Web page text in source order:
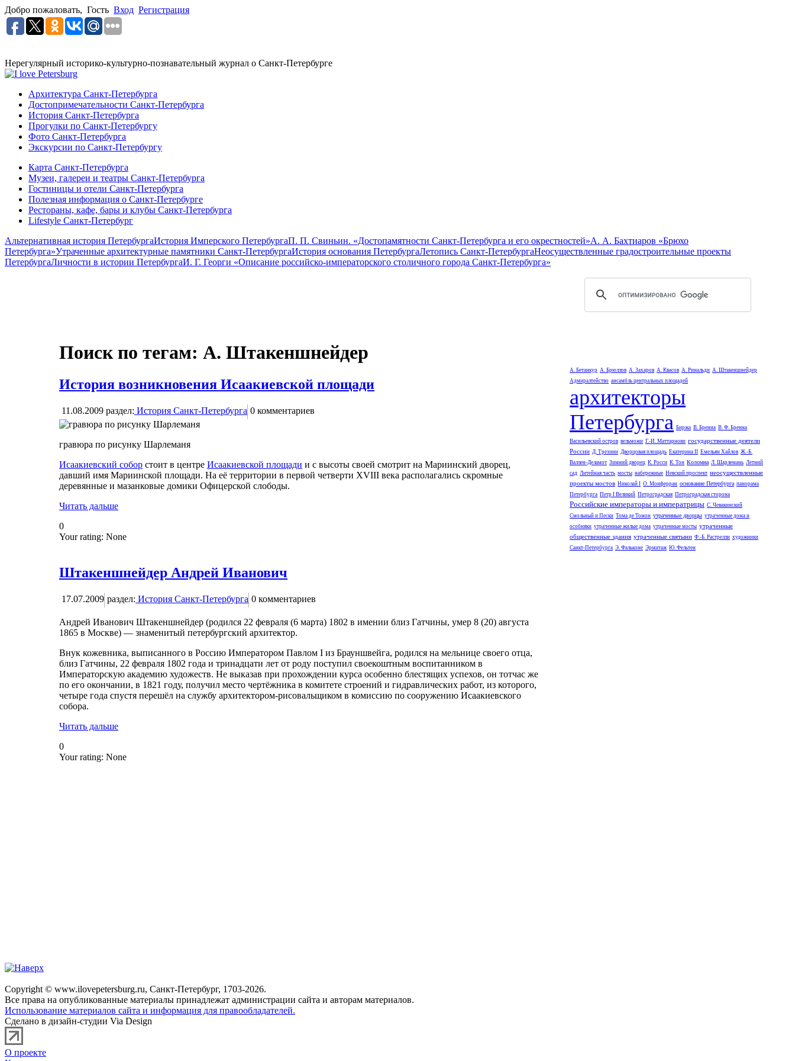
Добро пожаловать, Гость Вход Регистрация
Нерегулярный историко-культурно-познавательный журнал о Санкт-Петербурге
Архитектура Санкт-Петербурга
Достопримечательности Санкт-Петербурга
История Санкт-Петербурга
Прогулки по Санкт-Петербургу
Фото Санкт-Петербурга
Экскурсии по Санкт-Петербургу
Карта Санкт-Петербурга
Музеи, галереи и театры Санкт-Петербурга
Гостиницы и отели Санкт-Петербурга
Полезная информация о Санкт-Петербурге
Рестораны, кафе, бары и клубы Санкт-Петербурга
Lifestyle Санкт-Петербург
Альтернативная история ПетербургаИстория Имперского ПетербургаП. П. Свиньин. «Достопамятности Санкт-Петербурга и его окрестностей»А. А. Бахтиаров «Брюхо
Петербурга»Утраченные архитектурные памятники Санкт-ПетербургаИстория основания ПетербургаЛетопись Санкт-ПетербургаНеосуществленные градостроительные проекты
ПетербургаЛичности в истории ПетербургаИ. Г. Георги «Описание российско-императорского столичного города Санкт-Петербурга»
Поиск по тегам: А. Штакеншнейдер
История возникновения Исаакиевской площади
11.08.2009 раздел: История Санкт-Петербурга 0 комментариев
гравюра по рисунку Шарлеманя
Исаакиевский собор стоит в центре Исаакиевской площади и с высоты своей смотрит на Мариинский дворец,
давший имя Мариинской площади. На её территории в первой четверти XVIII века располагались скромные
деревянные и мазанковые домики Офицерской слободы.
Читать дальше
0
Your rating: None
Штакеншнейдер Андрей Иванович
17.07.2009 раздел: История Санкт-Петербурга 0 комментариев
Андрей Иванович Штакеншнейдер (родился 22 февраля (6 марта) 1802 в имении близ Гатчины, умер 8 (20) августа
1865 в Москве) — знаменитый петербургский архитектор.
Внук кожевника, выписанного в Россию Императором Павлом I из Брауншвейга, родился на мельнице своего отца,
близ Гатчины, 22 февраля 1802 года и тринадцати лет от роду поступил своекоштным воспитанником в
Императорскую академию художеств. Не выказав при прохождении курса особенно блестящих успехов, он тотчас же
по его окончании, в 1821 году, получил место чертёжника в комитете строений и гидравлических работ, из которого,
четыре года спустя перешёл на службу архитектором-рисовальщиком в комиссию по сооружению Исаакиевского
собора.
Читать дальше
0
Your rating: None
А. Бетанкур А. Брюллов А. Захаров А. Квасов А. Ринальди А. Штакеншнейдер
Адмиралтейство ансамбль центральных площадей
архитекторы
Петербурга Биржа В. Бренна В. Ф. Бренна
Васильевский остров вельможи Г.-И. Маттарнови государственные деятели
России Д. Трезини Дворцовая площадь Екатерина II Емельян Хайлов Ж.-Б.
Валлен-Деламот Зимний дворец К. Росси К. Тон Коломна Л. Шарлемань Летний
сад Литейная часть мосты набережные Невский проспект неосуществленные
проекты мостов Николай I О. Монферран основание Петербурга панорама
Петербурга Петр I Великий Петроградская Петроградская сторона
Российские императоры и императрицы С. Чевакинский
Смольный и Пески Тома де Томон утраченные дворцы утраченные дома и
особняки утраченные жилые дома утраченные мосты утраченные
общественные здания утраченные святыни Ф.-Б. Растрелли художники
Санкт-Петербурга Э. Фальконе Эрмитаж Ю. Фельтен
Copyright © www.ilovepetersburg.ru, Санкт-Петербург, 1703-2026.
Все права на опубликованные материалы принадлежат администрации сайта и авторам материалов.
Использование материалов сайта и информация для правообладателей.
Сделано в дизайн-студии Via Design
О проекте